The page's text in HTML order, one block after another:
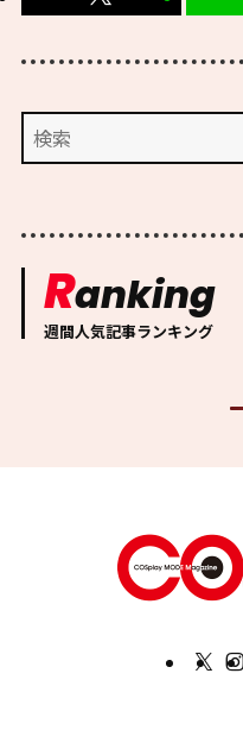
Ranking
週間人気記事ランキング